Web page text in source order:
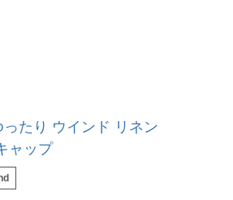
たり ウインド リネン
ャップ